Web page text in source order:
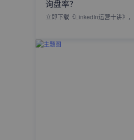
询盘率？
立即下载《LinkedIn运营十讲》，